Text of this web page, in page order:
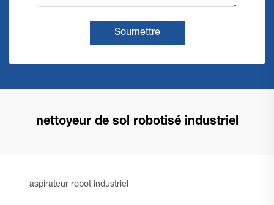
Soumettre
nettoyeur de sol robotisé industriel
aspirateur robot industriel